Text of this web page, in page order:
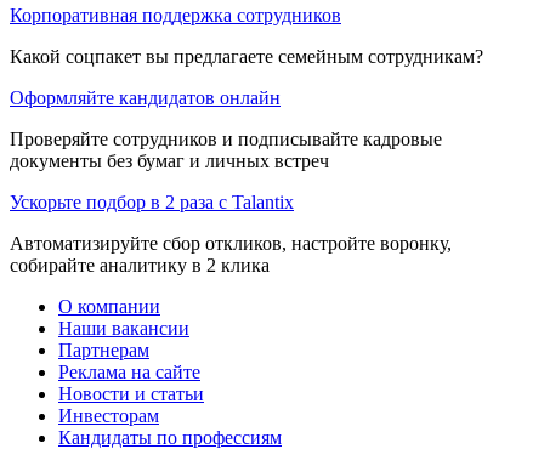
Корпоративная поддержка сотрудников
Какой соцпакет вы предлагаете семейным сотрудникам?
Оформляйте кандидатов онлайн
Проверяйте сотрудников и подписывайте кадровые
документы без бумаг и личных встреч
Ускорьте подбор в 2 раза с Talantix
Автоматизируйте сбор откликов, настройте воронку,
собирайте аналитику в 2 клика
О компании
Наши вакансии
Партнерам
Реклама на сайте
Новости и статьи
Инвесторам
Кандидаты по профессиям